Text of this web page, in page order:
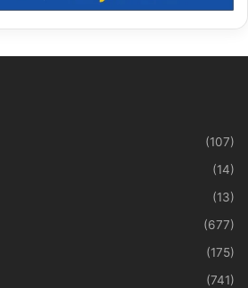
(107)
(14)
(13)
(677)
(175)
(741)